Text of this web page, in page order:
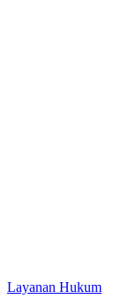
Layanan Hukum